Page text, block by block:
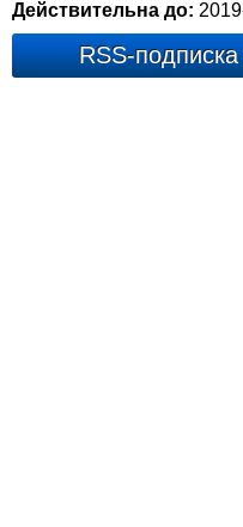
Действительна до:
RSS-